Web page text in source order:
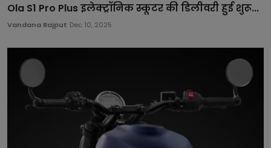
Ola S1 Pro Plus इलेक्ट्रॉनिक स्कूटर की डिलीवरी हुई शुरू...
Vandana Rajput Dec 10, 2025